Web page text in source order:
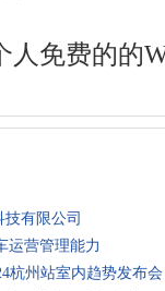
人免费的的
有限公司
运营管理能力
杭州站室内趋势发布会